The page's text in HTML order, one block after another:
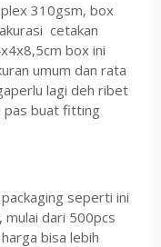
310gsm, box
cetakan
box ini
umum dan rata
lagi deh ribet
pas buat fitting
seperti ini
mulai dari 500pcs
bisa lebih